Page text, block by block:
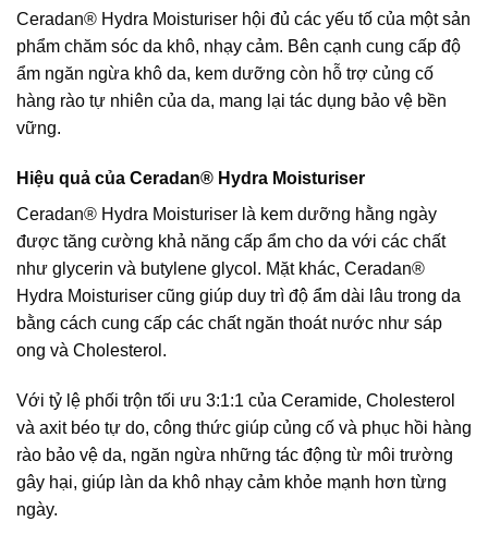
Ceradan® Hydra Moisturiser hội đủ các yếu tố của một sản
phẩm chăm sóc da khô, nhạy cảm. Bên cạnh cung cấp độ
ẩm ngăn ngừa khô da, kem dưỡng còn hỗ trợ củng cố
hàng rào tự nhiên của da, mang lại tác dụng bảo vệ bền
vững.
Hiệu quả của Ceradan® Hydra Moisturiser
Ceradan® Hydra Moisturiser là kem dưỡng hằng ngày
được tăng cường khả năng cấp ẩm cho da với các chất
như glycerin và butylene glycol. Mặt khác, Ceradan®
Hydra Moisturiser cũng giúp duy trì độ ẩm dài lâu trong da
bằng cách cung cấp các chất ngăn thoát nước như sáp
ong và Cholesterol.
Với tỷ lệ phối trộn tối ưu 3:1:1 của Ceramide, Cholesterol
và axit béo tự do, công thức giúp củng cố và phục hồi hàng
rào bảo vệ da, ngăn ngừa những tác động từ môi trường
gây hại, giúp làn da khô nhạy cảm khỏe mạnh hơn từng
ngày.